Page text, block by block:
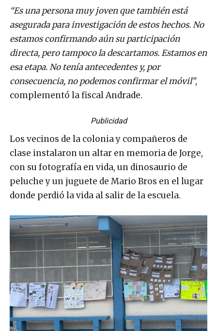
“Es una persona muy joven que también está
asegurada para investigación de estos hechos. No
estamos confirmando aún su participación
directa, pero tampoco la descartamos. Estamos en
esa etapa. No tenía antecedentes y, por
consecuencia, no podemos confirmar el móvil”,
complementó la fiscal Andrade.
Publicidad
Los vecinos de la colonia y compañeros de
clase instalaron un altar en memoria de Jorge,
con su fotografía en vida, un dinosaurio de
peluche y un juguete de Mario Bros en el lugar
donde perdió la vida al salir de la escuela.